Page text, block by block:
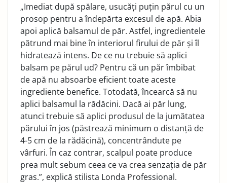
„Imediat după spălare, usucăți puțin părul cu un
prosop pentru a îndepărta excesul de apă. Abia
apoi aplică balsamul de păr. Astfel, ingredientele
pătrund mai bine în interiorul firului de păr și îl
hidratează intens. De ce nu trebuie să aplici
balsam pe părul ud? Pentru că un păr îmbibat
de apă nu absoarbe eficient toate aceste
ingrediente benefice. Totodată, încearcă să nu
aplici balsamul la rădăcini. Dacă ai păr lung,
atunci trebuie să aplici produsul de la jumătatea
părului în jos (păstrează minimum o distanță de
4-5 cm de la rădăcină), concentrândute pe
vârfuri. În caz contrar, scalpul poate produce
prea mult sebum ceea ce va crea senzația de păr
gras.”, explică stilista Londa Professional.